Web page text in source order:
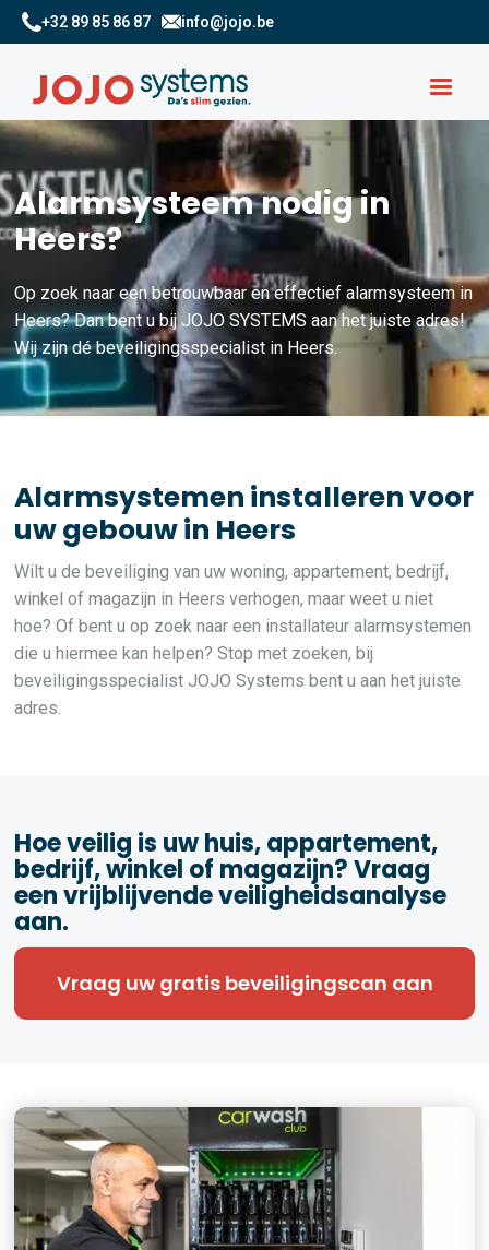
+32 89 85 86 87 info@jojo.be
Alarmsysteem nodig in
Heers?
Op zoek naar een betrouwbaar en effectief alarmsysteem in
Heers? Dan bent u bij JOJO SYSTEMS aan het juiste adres!
Wij zijn dé beveiligingsspecialist in Heers.
Alarmsystemen installeren voor
uw gebouw in Heers
Wilt u de beveiliging van uw woning, appartement, bedrijf,
winkel of magazijn in Heers verhogen, maar weet u niet
hoe? Of bent u op zoek naar een installateur alarmsystemen
die u hiermee kan helpen? Stop met zoeken, bij
beveiligingsspecialist JOJO Systems bent u aan het juiste
adres.
Hoe veilig is uw huis, appartement,
bedrijf, winkel of magazijn? Vraag
een vrijblijvende veiligheidsanalyse
aan.
Vraag uw gratis beveiligingscan aan